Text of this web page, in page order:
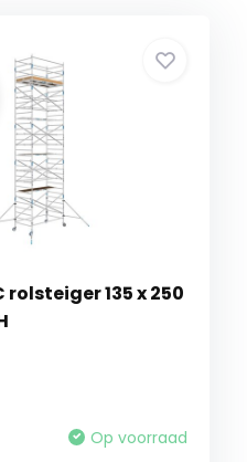
rolsteiger 135 x 250
Op voorraad